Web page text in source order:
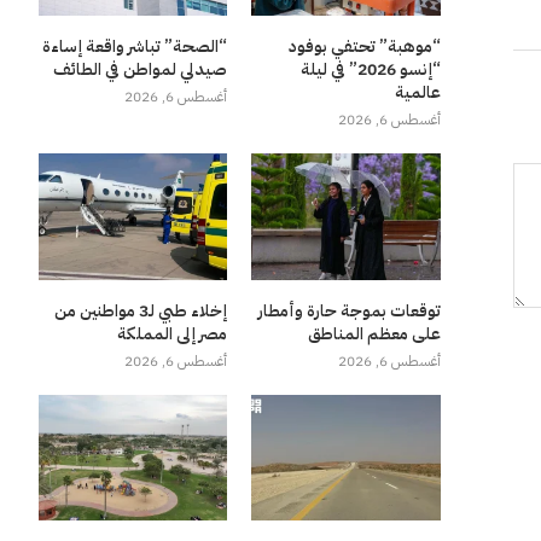
“موهبة” تحتفي بوفود
“إنسو 2026” في ليلة
عالمية
أغسطس 6, 2026
“الصحة” تباشر واقعة إساءة
صيدلي لمواطن في الطائف
أغسطس 6, 2026
توقعات بموجة حارة وأمطار
على معظم المناطق
أغسطس 6, 2026
إخلاء طبي لـ3 مواطنين من
مصر إلى المملكة
أغسطس 6, 2026